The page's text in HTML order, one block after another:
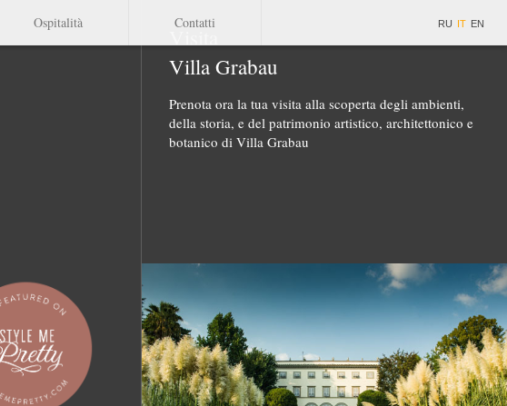
Ospitalità Contatti RU IT EN
Villa Grabau
Prenota ora la tua visita alla scoperta degli ambienti,
della storia, e del patrimonio artistico, architettonico e
botanico di Villa Grabau